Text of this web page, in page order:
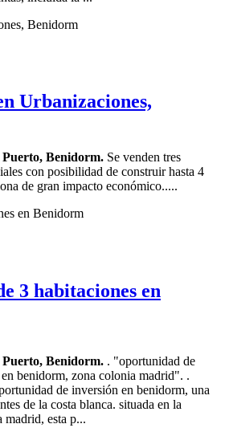
Urbanizaciones,
Benidorm. Se venden tres
con posibilidad de construir hasta 4
de gran impacto económico.....
3 habitaciones en
Benidorm. . "oportunidad de
benidorm, zona colonia madrid". .
de inversión en benidorm, una
de la costa blanca. situada en la
madrid, esta p...